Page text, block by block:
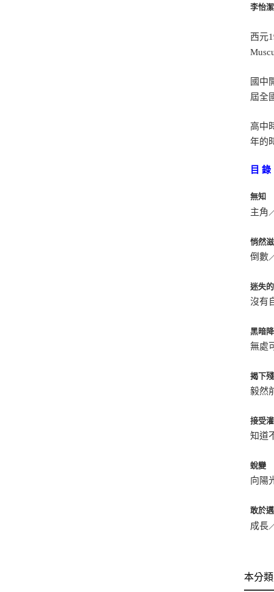
李怡潔
西元
國中
屆全
高中
年的
目 錄
無知
主角
悄然
倒數
迷失
沒有
黑暗
無處
揭下
毅然
接受
知道
蛻變
向陽
敢於
成長
本分